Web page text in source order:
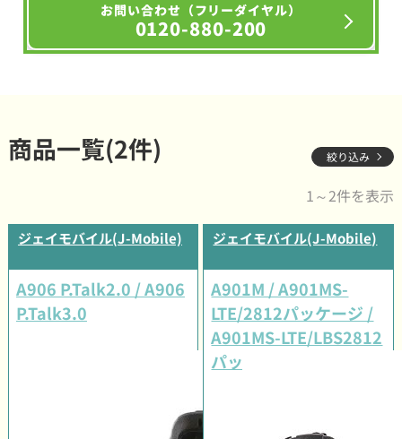
お問い合わせ（フリーダイヤル）
0120-880-200
商品一覧(2件) 絞り込み
1～2件を表示
ジェイモバイル(J-Mobile)
A906 P.Talk2.0 / A906
P.Talk3.0
ジェイモバイル(J-Mobile)
A901M / A901MS-
LTE/2812パッケージ /
A901MS-LTE/LBS2812
パッケージ